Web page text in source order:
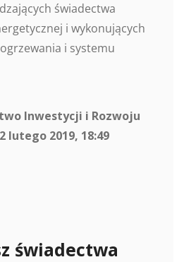
świadectwa
i wykonujących
i systemu
Inwestycji i Rozwoju
lutego 2019, 18:49
świadectwa